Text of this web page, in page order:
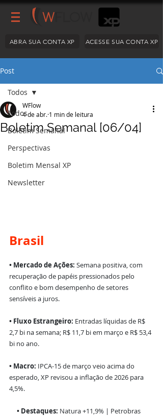
ABRA SUA CONTA XP ACESSE SUA CONTA XP
Post
Todos
Boletim Semanal
Perspectivas
Boletim Mensal XP
Newsletter
Todos
Boletim Semanal [06/04]
WFlow
4 de abr. 1 min de leitura
Brasil
• Mercado de Ações: Semana positiva, com
recuperação de papéis pressionados pelo
conflito e bom desempenho de setores
sensíveis a juros.
• Fluxo Estrangeiro: Entradas líquidas de R$
2,7 bi na semana; R$ 11,7 bi em março e R$ 53,4
bi no ano.
• Macro: IPCA-15 de março veio acima do
esperado, XP revisou a inflação de 2026 para
4,5%.
     • Destaques:
Natura +11,9% | Petrobras